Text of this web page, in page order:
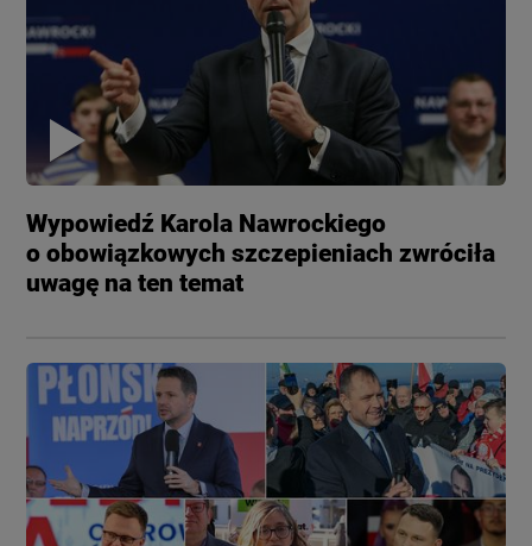
Wypowiedź Karola Nawrockiego
o obowiązkowych szczepieniach zwróciła
uwagę na ten temat